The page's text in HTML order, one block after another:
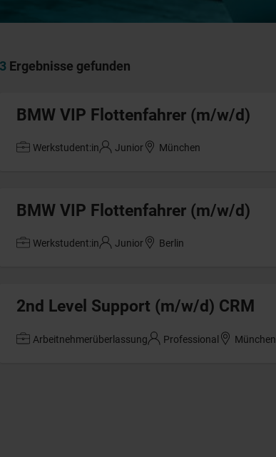
3 Ergebnisse gefunden
BMW VIP Flottenfahrer (m/w/d)
Werkstudent:in Junior München
BMW VIP Flottenfahrer (m/w/d)
Werkstudent:in Junior Berlin
2nd Level Support (m/w/d) CRM
Arbeitnehmerüberlassung Professional München